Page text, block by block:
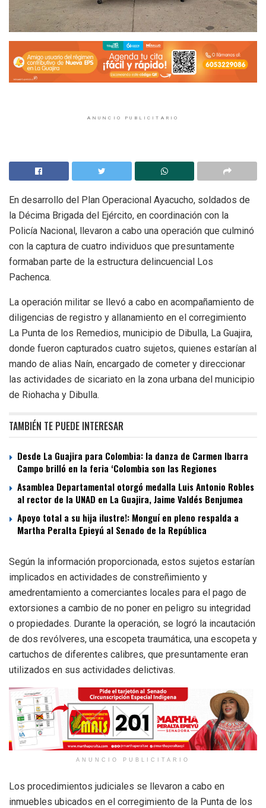
ANUNCIO PUBLICITARIO
En desarrollo del Plan Operacional Ayacucho, soldados de
la Décima Brigada del Ejército, en coordinación con la
Policía Nacional, llevaron a cabo una operación que culminó
con la captura de cuatro individuos que presuntamente
formaban parte de la estructura delincuencial Los
Pachenca.
La operación militar se llevó a cabo en acompañamiento de
diligencias de registro y allanamiento en el corregimiento
La Punta de los Remedios, municipio de Dibulla, La Guajira,
donde fueron capturados cuatro sujetos, quienes estarían al
mando de alias Naín, encargado de cometer y direccionar
las actividades de sicariato en la zona urbana del municipio
de Riohacha y Dibulla.
TAMBIÉN TE PUEDE INTERESAR
Desde La Guajira para Colombia: la danza de Carmen Ibarra
Campo brilló en la feria ‘Colombia son las Regiones
Asamblea Departamental otorgó medalla Luis Antonio Robles
al rector de la UNAD en La Guajira, Jaime Valdés Benjumea
Apoyo total a su hija ilustre!: Monguí en pleno respalda a
Martha Peralta Epieyú al Senado de la República
Según la información proporcionada, estos sujetos estarían
implicados en actividades de constreñimiento y
amedrentamiento a comerciantes locales para el pago de
extorsiones a cambio de no poner en peligro su integridad
o propiedades. Durante la operación, se logró la incautación
de dos revólveres, una escopeta traumática, una escopeta y
cartuchos de diferentes calibres, que presuntamente eran
utilizados en sus actividades delictivas.
ANUNCIO PUBLICITARIO
Los procedimientos judiciales se llevaron a cabo en
inmuebles ubicados en el corregimiento de la Punta de los